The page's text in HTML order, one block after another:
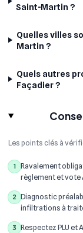
Saint-Martin ?
Quelles villes
Martin ?
Quels autres
Façadier ?
Les points clés à
1
Ravalement
règlement et vote
2
Diagnostic
infiltrations à
3
Respectez PLU et